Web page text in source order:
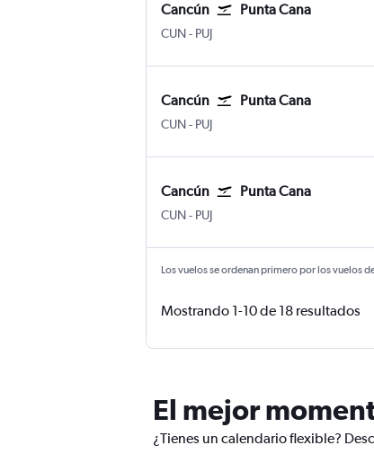
Cancún Punta Cana
CUN- PUJ
Cancún Punta Cana
CUN- PUJ
Cancún Punta Cana
CUN- PUJ
Los vuelos se ordenan primero por los vuelos
Mostrando 1-10 de 18 resultados
El mejor
¿Tienes un calendario flexible?